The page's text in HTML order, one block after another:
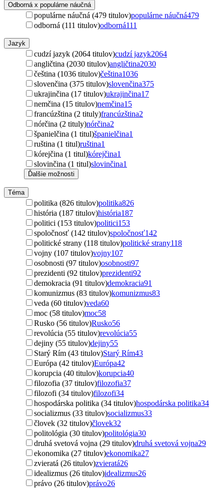
Odborná x populárne náučná
populárne náučná (479 titulov)populárne náučná479
odborná (111 titulov)odborná111
Jazyk
cudzí jazyk (2064 titulov)cudzí jazyk2064
angličtina (2030 titulov)angličtina2030
čeština (1036 titulov)čeština1036
slovenčina (375 titulov)slovenčina375
ukrajinčina (17 titulov)ukrajinčina17
nemčina (15 titulov)nemčina15
francúzština (2 tituly)francúzština2
nórčina (2 tituly)nórčina2
španielčina (1 titul)španielčina1
ruština (1 titul)ruština1
kórejčina (1 titul)kórejčina1
slovinčina (1 titul)slovinčina1
Ďalšie možnosti
Téma
politika (826 titulov)politika826
história (187 titulov)história187
politici (153 titulov)politici153
spoločnosť (142 titulov)spoločnosť142
politické strany (118 titulov)politické strany118
vojny (107 titulov)vojny107
osobnosti (97 titulov)osobnosti97
prezidenti (92 titulov)prezidenti92
demokracia (91 titulov)demokracia91
komunizmus (83 titulov)komunizmus83
veda (60 titulov)veda60
moc (58 titulov)moc58
Rusko (56 titulov)Rusko56
revolúcia (55 titulov)revolúcia55
dejiny (55 titulov)dejiny55
Starý Rím (43 titulov)Starý Rím43
Európa (42 titulov)Európa42
korupcia (40 titulov)korupcia40
filozofia (37 titulov)filozofia37
filozofi (34 titulov)filozofi34
hospodárska politika (34 titulov)hospodárska politika34
socializmus (33 titulov)socializmus33
človek (32 titulov)človek32
politológia (30 titulov)politológia30
druhá svetová vojna (29 titulov)druhá svetová vojna29
ekonomika (27 titulov)ekonomika27
zvieratá (26 titulov)zvieratá26
idealizmus (26 titulov)idealizmus26
právo (26 titulov)právo26